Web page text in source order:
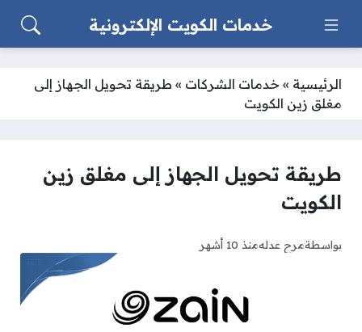
خدمات الكويت الإلكترونية
الرئيسية » خدمات الشركات » طريقة تحويل الجهاز إلى
مغلق زين الكويت
طريقة تحويل الجهاز إلى مغلق زين
الكويت
بواسطةمرح عدلهمنذ 10 أشهر